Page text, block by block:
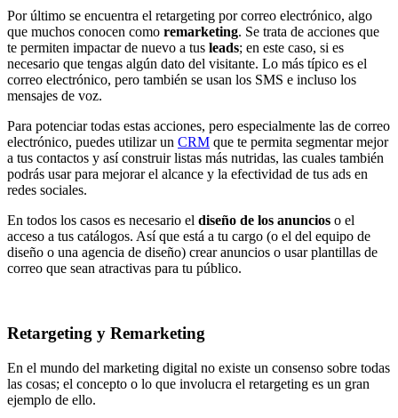
Por último se encuentra el retargeting por correo electrónico, algo
que muchos conocen como remarketing. Se trata de acciones que
te permiten impactar de nuevo a tus leads; en este caso, si es
necesario que tengas algún dato del visitante. Lo más típico es el
correo electrónico, pero también se usan los SMS e incluso los
mensajes de voz.
Para potenciar todas estas acciones, pero especialmente las de correo
electrónico, puedes utilizar un CRM que te permita segmentar mejor
a tus contactos y así construir listas más nutridas, las cuales también
podrás usar para mejorar el alcance y la efectividad de tus ads en
redes sociales.
En todos los casos es necesario el diseño de los anuncios o el
acceso a tus catálogos. Así que está a tu cargo (o el del equipo de
diseño o una agencia de diseño) crear anuncios o usar plantillas de
correo que sean atractivas para tu público.
Retargeting y Remarketing
En el mundo del marketing digital no existe un consenso sobre todas
las cosas; el concepto o lo que involucra el retargeting es un gran
ejemplo de ello.